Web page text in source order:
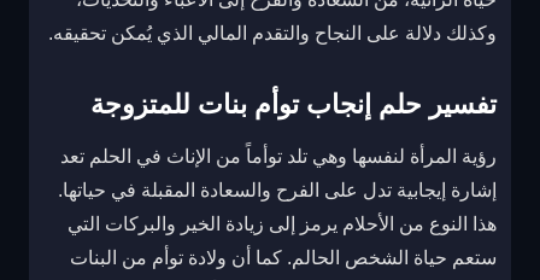
وكذلك دلالة على النجاح والتقدم المالي الذي يُمكن تحقيقه.
تفسير حلم إنجاب توأم بنات للمتزوجة
رؤية المرأة لنفسها وهي تلد توأماً من الإناث في الحلم تعد
إشارة إيجابية تدل على الفرح والسعادة المقبلة في حياتها.
هذا النوع من الأحلام يرمز إلى زيادة الخير والبركات التي
ستعم حياة الشخص الحالم. كما أن ولادة توأم من البنات